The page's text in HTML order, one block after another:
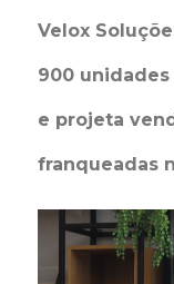
Velox
900
e projeta
franqueadas